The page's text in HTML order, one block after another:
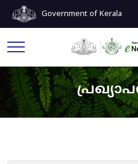
Government of Kerala